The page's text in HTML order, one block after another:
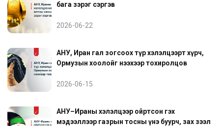
бага зэрэг сэргэв
2026-06-22
АНУ, Иран гал зогсоох түр хэлэлцээрт хүрч,
Ормузын хоолойг нээхээр тохиролцов
2026-06-15
АНУ–Ираны хэлэлцээр ойртсон гэх
мэдээллээр газрын тосны үнэ буурч, зах зээл